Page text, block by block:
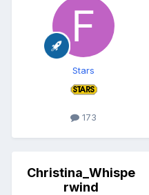
Stars
173
Christina_Whispe
rwind